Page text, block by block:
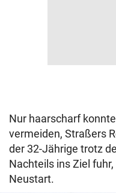
Nur haarscharf
vermeiden, Straßers
der 32-Jährige trotz
Nachteils ins Ziel
Neustart.